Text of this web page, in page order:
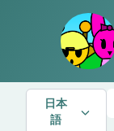
日本
語